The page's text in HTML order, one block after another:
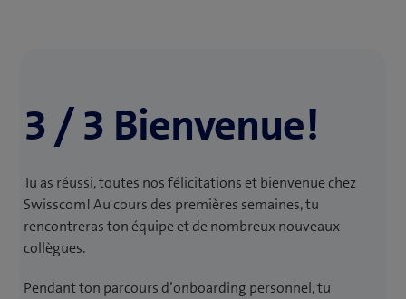
3 / 3 Bienvenue!
Tu as réussi, toutes nos félicitations et bienvenue chez
Swisscom! Au cours des premières semaines, tu
rencontreras ton équipe et de nombreux nouveaux
collègues.
Pendant ton parcours d’onboarding personnel, tu